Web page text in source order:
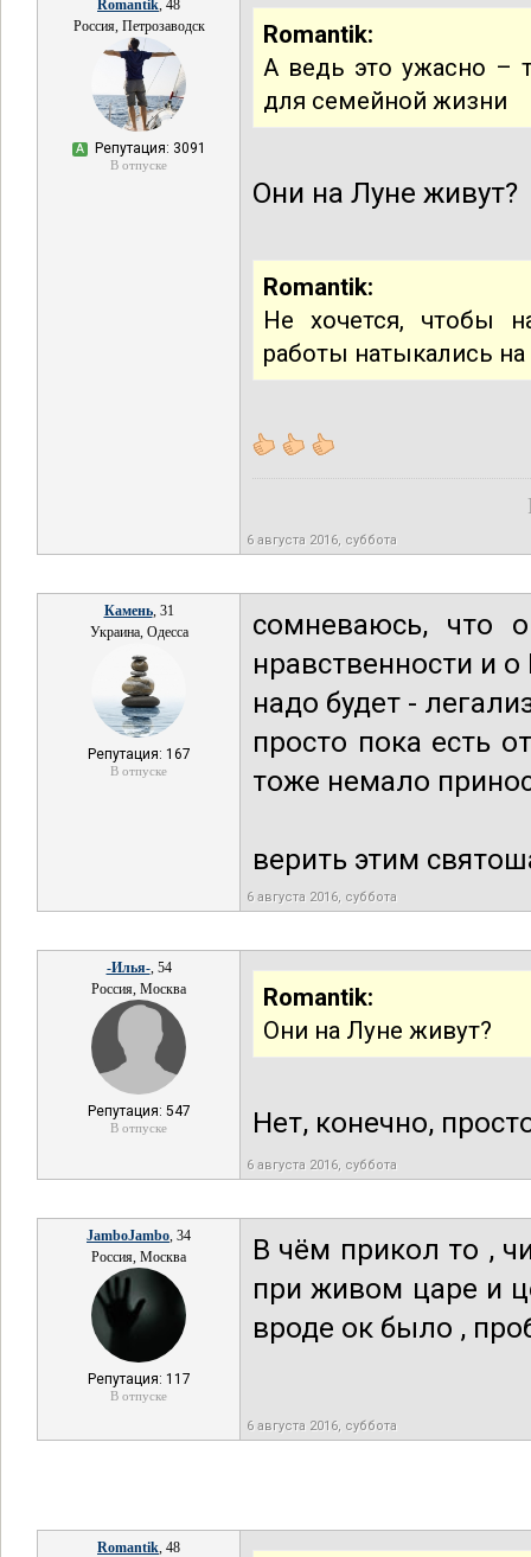
Romantik, 48
Россия, Петрозаводск
А Репутация: 3091
В отпуске
Romantik:
А ведь это ужасно –
для семейной жизни
Они на Луне живут?
Romantik:
Не хочется, чтобы
работы натыкались на
6 августа 2016, суббота
Камень, 31
Украина, Одесса
Репутация: 167
В отпуске
сомневаюсь, что
нравственности и
надо будет -
просто пока есть
тоже немало
верить этим
6 августа 2016, суббота
-Илья-, 54
Россия, Москва
Репутация: 547
В отпуске
Romantik:
Они на Луне живут?
Нет, конечно,
6 августа 2016, суббота
JamboJambo, 34
Россия, Москва
Репутация: 117
В отпуске
В чём прикол то ,
при живом царе и
вроде ок было ,
6 августа 2016, суббота
Romantik, 48